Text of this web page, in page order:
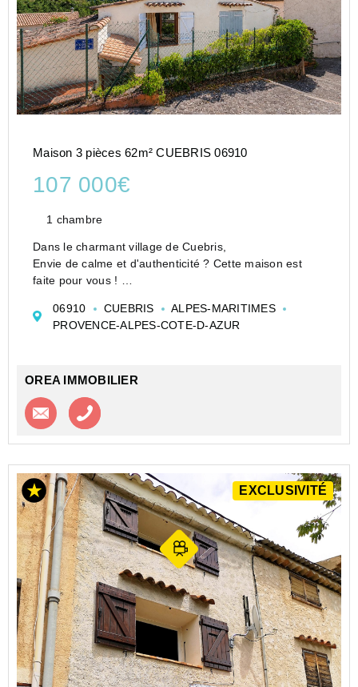
Maison 3 pièces 62m² CUEBRIS 06910
107 000€
1 chambre
Dans le charmant village de Cuebris,
Envie de calme et d'authenticité ? Cette maison est
faite pour vous !
individuelle de 66 m², baignée de lumière et offrant une
magnifique vue dégagée.
06910 CUEBRIS
ALPES-MARITIMES
PROVENCE-ALPES-COTE-D-AZUR
OREA IMMOBILIER
Contacter l'agence
EXCLUSIVITÉ